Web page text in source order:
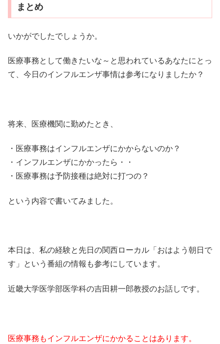
まとめ
いかがでしたでしょうか。
医療事務として働きたいな～と思われているあなたにとっ
て、今日のインフルエンザ事情は参考になりましたか？
将来、医療機関に勤めたとき、
・医療事務はインフルエンザにかからないのか？
・インフルエンザにかかったら・・
・医療事務は予防接種は絶対に打つの？
という内容で書いてみました。
本日は、私の経験と先日の関西ローカル「おはよう朝日で
す」という番組の情報も参考にしています。
近畿大学医学部医学科の吉田耕一郎教授のお話しです。
医療事務もインフルエンザにかかることはあります。